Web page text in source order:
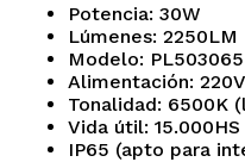
Potencia: 30W
Lúmenes: 2250LM
Modelo: PL503065
Alimentación:
Tonalidad: 6500K
Vida útil: 15.000HS
IP65 (apto para